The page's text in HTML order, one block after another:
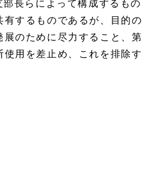
長らによって構成するもの
するものであるが、目的の
のために尽力すること、第
用を差止め、これを排除す